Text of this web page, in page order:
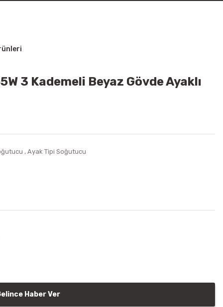
3 Kademeli Beyaz Gövde Ayaklı
,Ayak Tipi Soğutucu
Haber Ver